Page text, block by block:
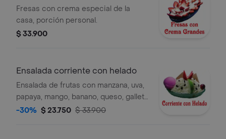
Fresas con crema especial de la
casa, porción personal.
$ 33.900
Ensalada corriente con helado
Ensalada de frutas con manzana, uva,
papaya, mango, banano, queso, galleta
y 1 bola de helado del día, porción
-30% $ 23.750 $ 33.900